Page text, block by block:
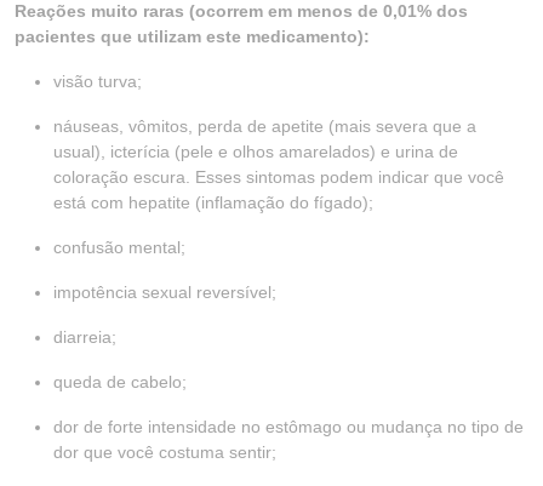
Reações muito raras (ocorrem em menos de 0,01% dos
pacientes que utilizam este medicamento):
visão turva;
náuseas, vômitos, perda de apetite (mais severa que a
usual), icterícia (pele e olhos amarelados) e urina de
coloração escura. Esses sintomas podem indicar que você
está com hepatite (inflamação do fígado);
confusão mental;
impotência sexual reversível;
diarreia;
queda de cabelo;
dor de forte intensidade no estômago ou mudança no tipo de
dor que você costuma sentir;